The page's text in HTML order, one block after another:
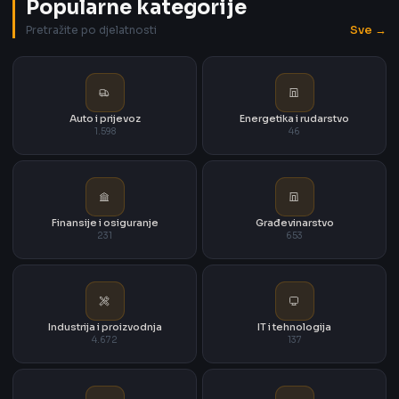
Popularne kategorije
Pretražite po djelatnosti Sve →
Auto i prijevoz
1.598
Energetika i rudarstvo
46
Finansije i osiguranje
231
Građevinarstvo
653
Industrija i proizvodnja
4.672
IT i tehnologija
137